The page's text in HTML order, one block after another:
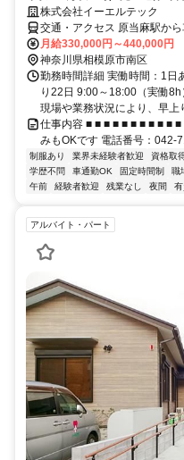
株式会社イーエルテック
交通・アクセス 原当麻駅か
月給330,000円～440,000円
神奈川県相模原市南区
勤務時間詳細 実働時間：1日
り22日 9:00～18:00（実働
現場や業務状況により、早上
仕事内容 ■ ■ ■ ■ ■ ■ ■ ■ ■ ■
みもOKです 電話番号：042-
制服あり 業界未経験者歓迎 資格取
学歴不問
車通勤OK 固定時間制 職
午前
経験者歓迎 残業なし 夜間
アルバイト・パート